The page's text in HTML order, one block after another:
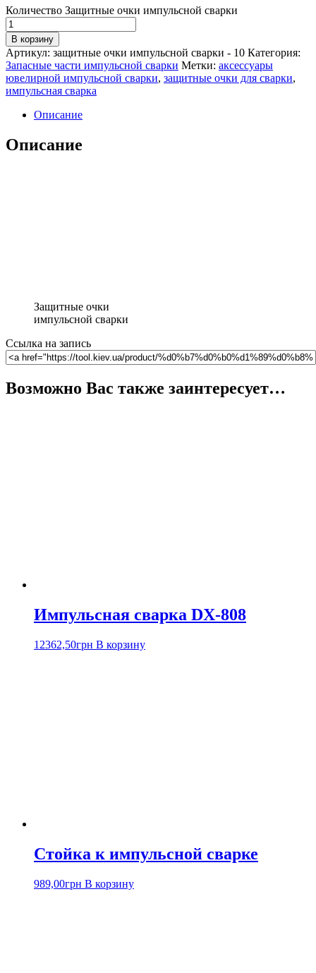
Количество Защитные очки импульсной сварки
В корзину
Артикул: защитные очки импульсной сварки - 10 Категория:
Запасные части импульсной сварки Метки: аксессуары
ювелирной импульсной сварки, защитные очки для сварки,
импульсная сварка
Описание
Описание
Защитные очки
импульсной сварки
Ссылка на запись
Возможно Вас также заинтересует…
Импульсная сварка DX-808
12362,50грн В корзину
Стойка к импульсной сварке
989,00грн В корзину